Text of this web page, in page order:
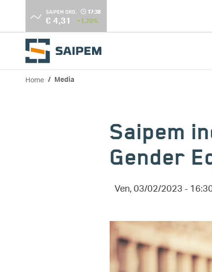
Salta al contenuto principale
Briciole di pane
Home Media
Saipem
Gender
Ven, 03/02/2023 -